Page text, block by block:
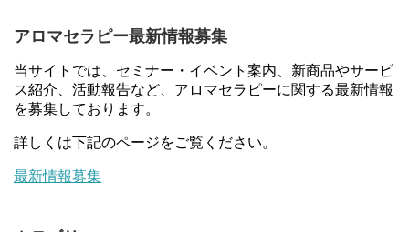
アロマセラピー最新情報募集
当サイトでは、セミナー・イベント案内、新商品やサービ
ス紹介、活動報告など、アロマセラピーに関する最新情報
を募集しております。
詳しくは下記のページをご覧ください。
最新情報募集